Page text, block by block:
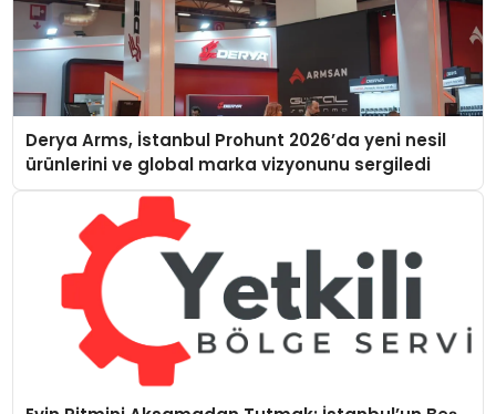
Derya Arms, İstanbul Prohunt 2026’da yeni nesil
ürünlerini ve global marka vizyonunu sergiledi